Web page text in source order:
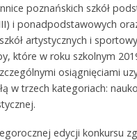
poznańskich szkół
i ponadpodstawowych
artystycznych i
które w roku szkolnym
osiągnięciami
w trzech kategoriach:
edycji konkursu